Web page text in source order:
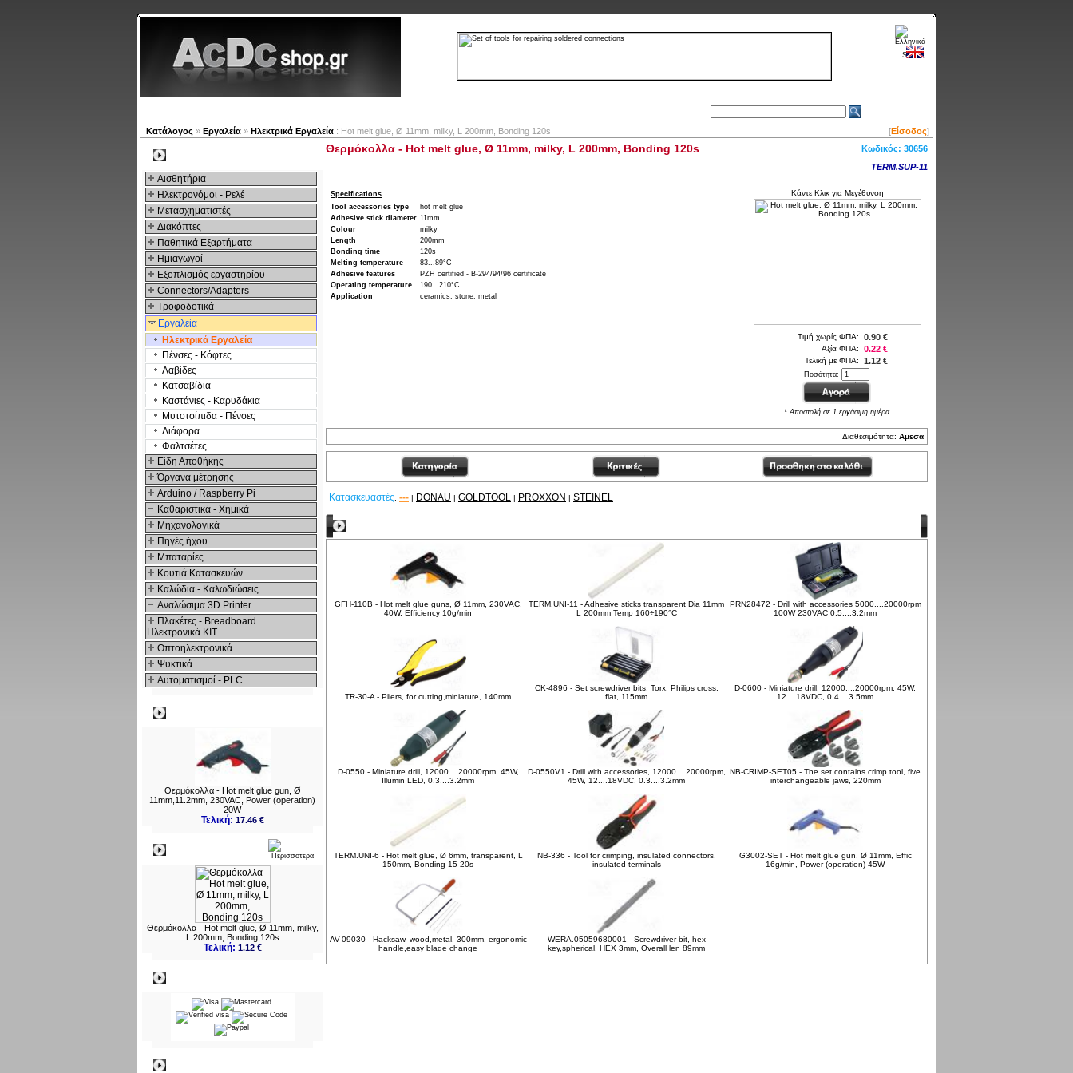
Κατάλογος » Εργαλεία » Ηλεκτρικά Εργαλεία : Hot melt glue, Ø 11mm, milky, L 200mm, Bonding 120s [Είσοδος]
Αισθητήρια
Ηλεκτρονόμοι - Ρελέ
Μετασχηματιστές
Διακόπτες
Παθητικά Εξαρτήματα
Hμιαγωγοί
Εξοπλισμός εργαστηρίου
Connectors/Adapters
Τροφοδοτικά
Εργαλεία
Ηλεκτρικά Εργαλεία
Πένσες - Κόφτες
Λαβίδες
Κατσαβίδια
Καστάνιες - Καρυδάκια
Μυτοτσίπιδα - Πένσες
Διάφορα
Φαλτσέτες
Είδη Αποθήκης
Όργανα μέτρησης
Arduino / Raspberry Pi
Καθαριστικά - Χημικά
Μηχανολογικά
Πηγές ήχου
Μπαταρίες
Κουτιά Κατασκευών
Καλώδια - Καλωδιώσεις
Αναλώσιμα 3D Printer
Πλακέτες - Breadboard
Ηλεκτρονικά ΚΙΤ
Οπτοηλεκτρονικά
Ψυκτικά
Αυτοματισμοί - PLC
Θερμόκολλα - Hot melt glue gun, Ø
11mm,11.2mm, 230VAC, Power (operation)
20W
Τελική: 17.46 €
Θερμόκολλα - Hot melt glue, Ø 11mm, milky,
L 200mm, Bonding 120s
Τελική: 1.12 €
Θερμόκολλα - Hot melt glue, Ø 11mm, milky, L 200mm, Bonding 120s Κωδικός: 30656
TERM.SUP-11
Κάντε Κλικ για Μεγέθυνση
Τιμή χωρίς ΦΠΑ: 0.90 €
Αξία ΦΠΑ: 0.22 €
Τελική με ΦΠΑ: 1.12 €
Ποσότητα:
* Αποστολή σε 1 εργάσιμη ημέρα.
Specifications
Tool accessories type
hot melt glue
Adhesive stick diameter 11mm
Colour
milky
Length
200mm
Bonding time
120s
Melting temperature
83...89°C
Adhesive features
PZH certified - B-294/94/96 certificate
Operating temperature
190...210°C
Application
ceramics, stone, metal
Διαθεσιμότητα: Αμεσα
Κατασκευαστές: --- | DONAU | GOLDTOOL | PROXXON | STEINEL
GFH-110B - Hot melt glue guns, Ø 11mm, 230VAC,
40W, Efficiency 10g/min
TERM.UNI-11 - Adhesive sticks transparent Dia 11mm
L 200mm Temp 160÷190°C
PRN28472 - Drill with accessories 5000....20000rpm
100W 230VAC 0.5....3.2mm
TR-30-A - Pliers, for cutting,miniature, 140mm
CK-4896 - Set screwdriver bits, Torx, Philips cross,
flat, 115mm
D-0600 - Miniature drill, 12000....20000rpm, 45W,
12....18VDC, 0.4....3.5mm
D-0550 - Miniature drill, 12000....20000rpm, 45W,
Illumin LED, 0.3....3.2mm
D-0550V1 - Drill with accessories, 12000....20000rpm,
45W, 12....18VDC, 0.3....3.2mm
NB-CRIMP-SET05 - The set contains crimp tool, five
interchangeable jaws, 220mm
TERM.UNI-6 - Hot melt glue, Ø 6mm, transparent, L
150mm, Bonding 15-20s
NB-336 - Tool for crimping, insulated connectors,
insulated terminals
G3002-SET - Hot melt glue gun, Ø 11mm, Effic
16g/min, Power (operation) 45W
AV-09030 - Hacksaw, wood,metal, 300mm, ergonomic
handle,easy blade change
WERA.05059680001 - Screwdriver bit, hex
key,spherical, HEX 3mm, Overall len 89mm